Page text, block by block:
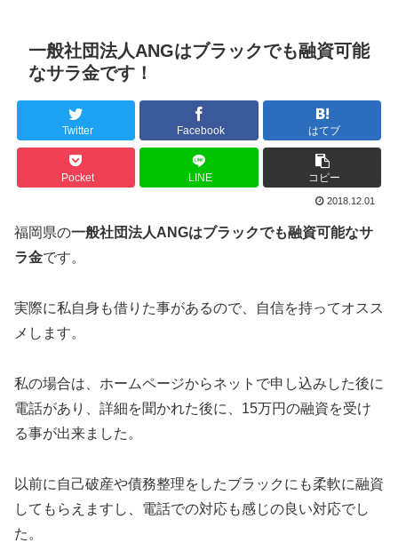
一般社団法人ANGはブラックでも融資可能
なサラ金です！
Twitter Facebook はてブ
Pocket LINE コピー
2018.12.01
福岡県の一般社団法人ANGはブラックでも融資可能なサ
ラ金です。
実際に私自身も借りた事があるので、自信を持ってオスス
メします。
私の場合は、ホームページからネットで申し込みした後に
電話があり、詳細を聞かれた後に、15万円の融資を受け
る事が出来ました。
以前に自己破産や債務整理をしたブラックにも柔軟に融資
してもらえますし、電話での対応も感じの良い対応でし
た。